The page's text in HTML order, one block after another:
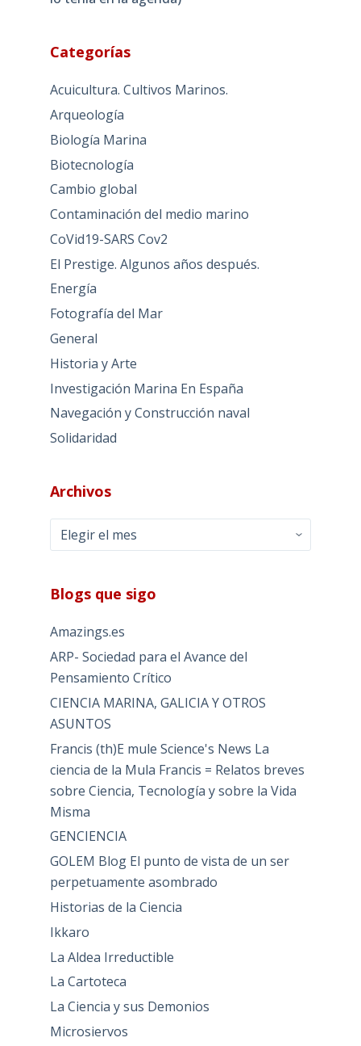
Categorías
Acuicultura. Cultivos Marinos.
Arqueología
Biología Marina
Biotecnología
Cambio global
Contaminación del medio marino
CoVid19-SARS Cov2
El Prestige. Algunos años después.
Energía
Fotografía del Mar
General
Historia y Arte
Investigación Marina En España
Navegación y Construcción naval
Solidaridad
Archivos
Archivos
Blogs que sigo
Amazings.es
ARP- Sociedad para el Avance del
Pensamiento Crítico
CIENCIA MARINA, GALICIA Y OTROS
ASUNTOS
Francis (th)E mule Science's News La
ciencia de la Mula Francis = Relatos breves
sobre Ciencia, Tecnología y sobre la Vida
Misma
GENCIENCIA
GOLEM Blog El punto de vista de un ser
perpetuamente asombrado
Historias de la Ciencia
Ikkaro
La Aldea Irreductible
La Cartoteca
La Ciencia y sus Demonios
Microsiervos